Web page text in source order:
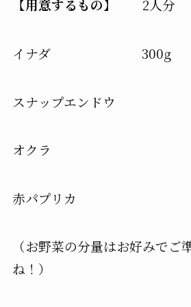
【用意するもの】 2人分
イナダ 300g
スナップエンドウ
オクラ
赤パプリカ
（お野菜の分量はお好みでご
ね！）